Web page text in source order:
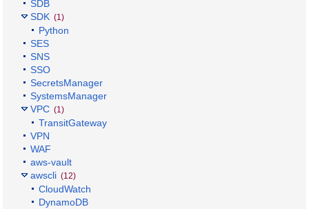
SDB
SDK (1)
Python
SES
SNS
SSO
SecretsManager
SystemsManager
VPC (1)
TransitGateway
VPN
WAF
aws-vault
awscli (12)
CloudWatch
DynamoDB